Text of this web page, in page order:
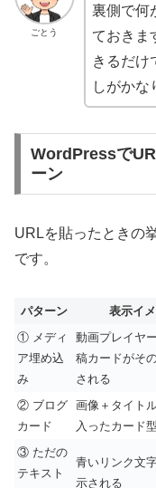
ごとう
裏側で何
ておきま
きるだけ
しがかな
WordPressで
ーン
URLを貼ったときの
です。
パターン 表示イ
① メディ
ア埋め込
み
動画プレイヤ
稿カードがそ
される
② ブログ
カード
画像＋タイト
入ったカード
③ ただの
テキスト
青いリンク文
示される